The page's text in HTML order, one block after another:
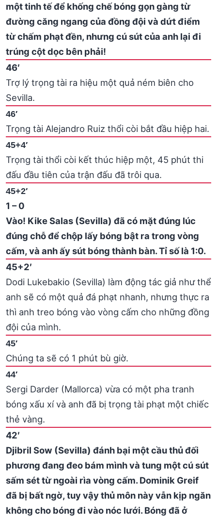
một tinh tế để khống chế bóng gọn gàng từ
đường căng ngang của đồng đội và dứt điểm
từ chấm phạt đền, nhưng cú sút của anh lại đi
trúng cột dọc bên phải!
46′
Trợ lý trọng tài ra hiệu một quả ném biên cho
Sevilla.
46′
Trọng tài Alejandro Ruiz thổi còi bắt đầu hiệp hai.
45+4′
Trọng tài thổi còi kết thúc hiệp một, 45 phút thi
đấu đầu tiên của trận đấu đã trôi qua.
45+2′
1 – 0
Vào! Kike Salas (Sevilla) đã có mặt đúng lúc
đúng chỗ để chộp lấy bóng bật ra trong vòng
cấm, và anh ấy sút bóng thành bàn. Tỉ số là 1:0.
45+2′
Dodi Lukebakio (Sevilla) làm động tác giả như thể
anh sẽ có một quả đá phạt nhanh, nhưng thực ra
thì anh treo bóng vào vòng cấm cho những đồng
đội của mình.
45′
Chúng ta sẽ có 1 phút bù giờ.
44′
Sergi Darder (Mallorca) vừa có một pha tranh
bóng xấu xí và anh đã bị trọng tài phạt một chiếc
thẻ vàng.
42′
Djibril Sow (Sevilla) đánh bại một cầu thủ đối
phương đang đeo bám mình và tung một cú sút
sấm sét từ ngoài rìa vòng cấm. Dominik Greif
đã bị bất ngờ, tuy vậy thủ môn này vẫn kịp ngăn
không cho bóng đi vào nóc lưới. Bóng đã ở